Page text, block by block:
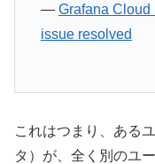
— Grafana Cloud
issue resolved
これはつまり、ある
タ）が、全く別のユ